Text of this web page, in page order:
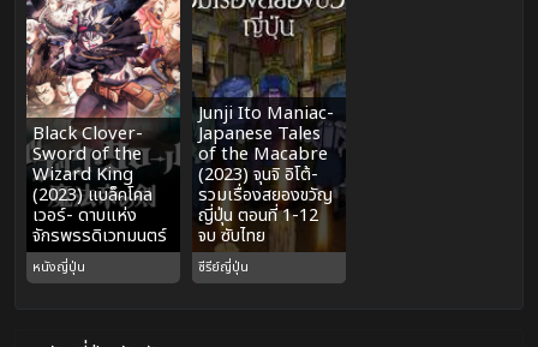
Black Clover-
Sword of the
Wizard King
(2023) แบล็คโคล
เวอร์- ดาบแห่ง
จักรพรรดิเวทมนตร์
หนังญี่ปุ่น
Junji Ito Maniac-
Japanese Tales
of the Macabre
(2023) จุนจิ อิโต้-
รวมเรื่องสยองขวัญ
ญี่ปุ่น ตอนที่ 1-12
จบ ซับไทย
ซีรีย์ญี่ปุ่น